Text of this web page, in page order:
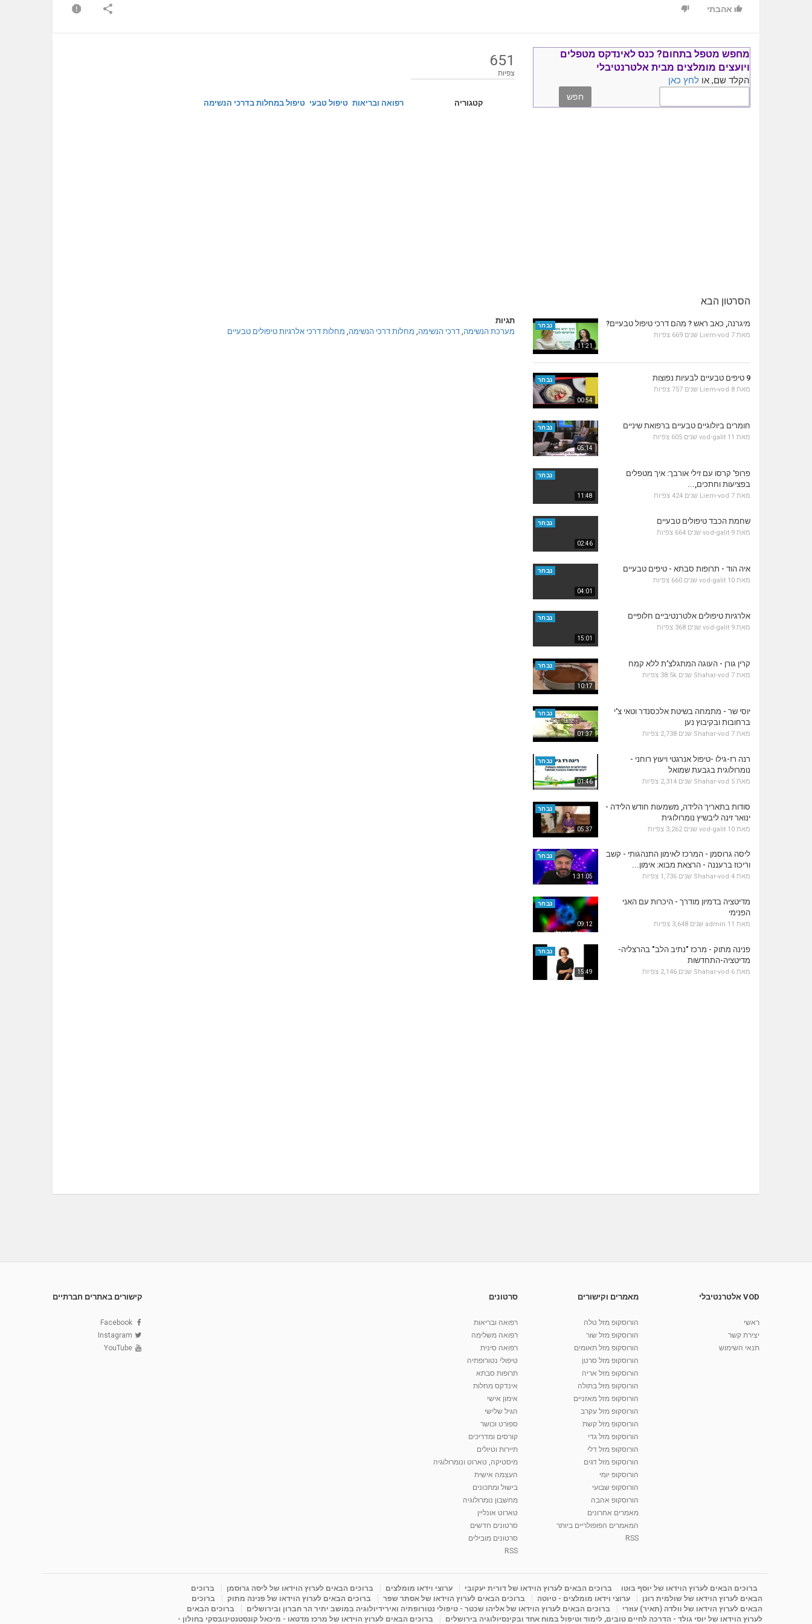
אהבתי
651
צפיות
קטגוריה רפואה ובריאות טיפול טבעי טיפול במחלות בדרכי הנשימה
תגיות
מערכת הנשימה, דרכי הנשימה, מחלות דרכי הנשימה, מחלות דרכי אלרגיות טיפולים טבעיים
מחפש מטפל בתחום? כנס לאינדקס מטפלים
ויועצים מומלצים מבית אלטרנטיבלי
הקלד שם, או לחץ כאן
הסרטון הבא
11:21
נבחר מיגרנה, כאב ראש ? מהם דרכי טיפול טבעיים?
מאת Liem-vod 7 שנים 669 צפיות
00:54
נבחר 9 טיפים טבעיים לבעיות נפוצות
מאת Liem-vod 8 שנים 757 צפיות
05:14
נבחר חומרים ביולוגיים טבעיים ברפואת שיניים
מאת vod-galit 11 שנים 605 צפיות
11:48
נבחר
פרופ' קרסו עם זילי אורבך: איך מטפלים
בפציעות וחתכים,...
מאת Liem-vod 7 שנים 424 צפיות
02:46
נבחר שחמת הכבד טיפולים טבעיים
מאת vod-galit 9 שנים 664 צפיות
04:01
נבחר איה הוד - תרופות סבתא - טיפים טבעיים
מאת vod-galit 10 שנים 660 צפיות
15:01
נבחר אלרגיות טיפולים אלטרנטיביים חלופיים
מאת vod-galit 9 שנים 368 צפיות
10:17
נבחר קרין גורן - העוגה המתגלצ’ת ללא קמח
מאת Shahar-vod 7 שנים 38.5k צפיות
01:37
נבחר
יוסי שר - מתמחה בשיטת אלכסנדר וטאי צ'י
ברחובות ובקיבוץ נען
מאת Shahar-vod 7 שנים 2,738 צפיות
01:46
נבחר
רנה רז-גילו -טיפול אנרגטי ויעוץ רוחני -
נומרולוגית בגבעת שמואל
מאת Shahar-vod 5 שנים 2,314 צפיות
05:37
נבחר
סודות בתאריך הלידה, משמעות חודש הלידה -
ינואר זינה ליבשיץ נומרולוגית
מאת vod-galit 10 שנים 3,262 צפיות
1:31:05
נבחר
ליסה גרוסמן - המרכז לאימון התנהגותי - קשב
וריכוז ברעננה - הרצאת מבוא: אימון...
מאת Shahar-vod 4 שנים 1,736 צפיות
09:12
נבחר
מדיטציה בדמיון מודרך - היכרות עם האני
הפנימי
מאת admin 11 שנים 3,648 צפיות
15:49
נבחר
פנינה מתוק - מרכז "נתיב הלב" בהרצליה-
מדיטציה-התחדשות
מאת Shahar-vod 6 שנים 2,146 צפיות
VOD אלטרנטיבלי
ראשי
יצירת קשר
תנאי השימוש
מאמרים וקישורים
הורוסקופ מזל טלה
הורוסקופ מזל שור
הורוסקופ מזל תאומים
הורוסקופ מזל סרטן
הורוסקופ מזל אריה
הורוסקופ מזל בתולה
הורוסקופ מזל מאזניים
הורוסקופ מזל עקרב
הורוסקופ מזל קשת
הורוסקופ מזל גדי
הורוסקופ מזל דלי
הורוסקופ מזל דגים
הורוסקופ יומי
הורוסקופ שבועי
הורוסקופ אהבה
מאמרים אחרונים
המאמרים הפופולריים ביותר
RSS
סרטונים
רפואה ובריאות
רפואה משלימה
רפואה סינית
טיפולי נטורופתיה
תרופות סבתא
אינדקס מחלות
אימון אישי
הגיל שלישי
ספורט וכושר
קורסים ומדריכים
תיירות וטיולים
מיסטיקה, טארוט ונומרולוגיה
העצמה אישית
בישול ומתכונים
מחשבון נומרולוגיה
טארוט אונליין
סרטונים חדשים
סרטונים מובילים
RSS
קישורים באתרים חברתיים
Facebook
Instagram
YouTube
ברוכים הבאים לערוץ הוידאו של יוסף בוטו ברוכים הבאים לערוץ הוידאו של דורית יעקובי ערוצי וידאו מומלצים ברוכים הבאים לערוץ הוידאו של ליסה גרוסמן
ברוכים
הבאים לערוץ הוידאו של שולמית רונן
ערוצי וידאו מומלצים - טיוטה ברוכים הבאים לערוץ הוידאו של אסתר שפר ברוכים הבאים לערוץ הוידאו של פנינה מתוק
ברוכים
הבאים לערוץ הוידאו של וולדה (תאיר) עוזרי
ברוכים הבאים לערוץ הוידאו של אליהו שכטר - טיפולי נטורופתיה ואירידיולוגיה במושב יתיר הר חברון ובירושלים
ברוכים הבאים
לערוץ הוידאו של יוסי גולד - הדרכה לחיים טובים, לימוד וטיפול במוח אחד ובקינסיולוגיה בירושלים
ברוכים הבאים לערוץ הוידאו של מרכז מדטאו - מיכאל קונסטנטינובסקי בחולון -